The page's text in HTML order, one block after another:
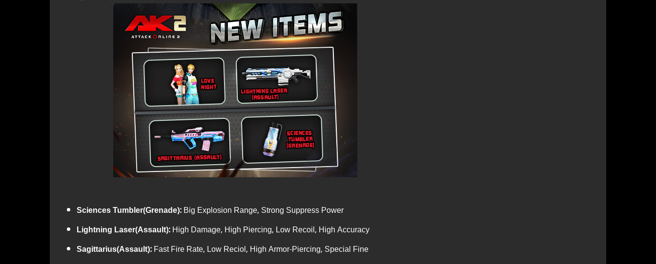
Sciences Tumbler(Grenade):Big Explosion Range, Strong Suppress Power
Lightning Laser(Assault):High Damage, High Piercing, Low Recoil, High Accuracy
Sagittarius(Assault):Fast Fire Rate, Low Reciol, High Armor-Piercing, Special Fine